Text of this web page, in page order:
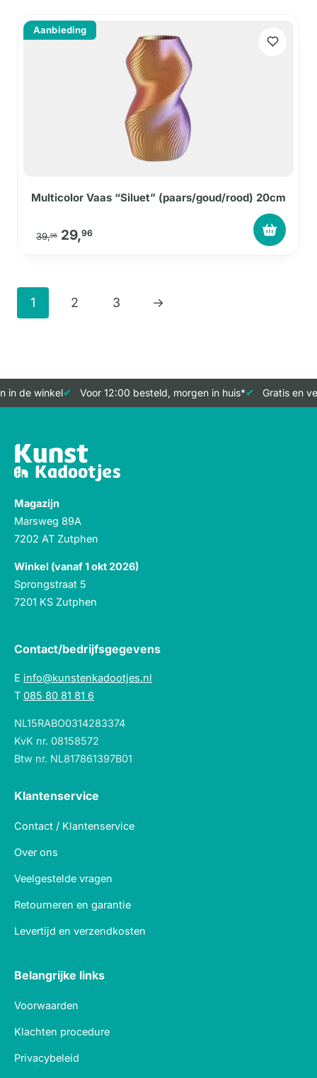
Aanbieding
Multicolor Vaas “Siluet” (paars/goud/rood) 20cm
39,95 Oorspronkelijke prijs was: 39,95.
29,96Huidige prijs is: 29,96.
1 2 3 →
de winkel Voor 12:00 besteld, morgen in huis* Gratis en
Magazijn
Marsweg 89A
7202 AT Zutphen
Winkel (vanaf 1 okt 2026)
Sprongstraat 5
7201 KS Zutphen
Contact/bedrijfsgegevens
E info@kunstenkadootjes.nl
T 085 80 81 81 6
NL15RABO0314283374
KvK nr. 08158572
Btw nr. NL817861397B01
Klantenservice
Contact / Klantenservice
Over ons
Veelgestelde vragen
Retourneren en garantie
Levertijd en verzendkosten
Belangrijke links
Voorwaarden
Klachten procedure
Privacybeleid